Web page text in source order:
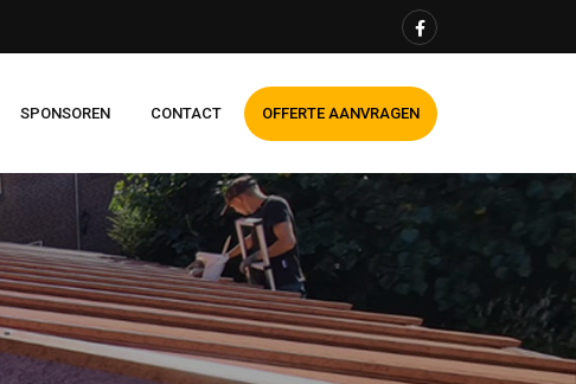
SPONSOREN CONTACT OFFERTE AANVRAGEN